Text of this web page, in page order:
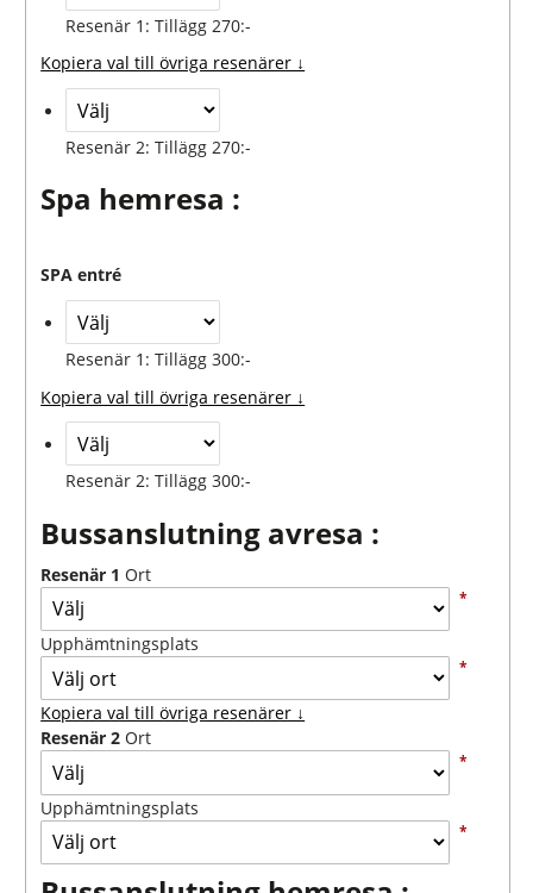
Resenär 1: Tillägg 270:-
Kopiera val till övriga resenärer ↓
Resenär 2: Tillägg 270:-
Spa hemresa :
SPA entré
Resenär 1: Tillägg 300:-
Kopiera val till övriga resenärer ↓
Resenär 2: Tillägg 300:-
Bussanslutning avresa :
Resenär 1 Ort
*
Upphämtningsplats
*
Kopiera val till övriga resenärer ↓
Resenär 2 Ort
*
Upphämtningsplats
*